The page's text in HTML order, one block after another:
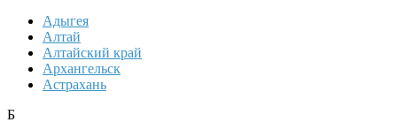
Адыгея
Алтай
Алтайский край
Архангельск
Астрахань
Б